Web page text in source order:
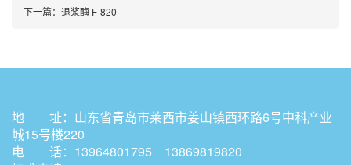
下一篇： 退浆酶 F-820
地 址：山东省青岛市莱西市姜山镇西环路6号中科产业
城15号楼220
电 话：13964801795 13869819820